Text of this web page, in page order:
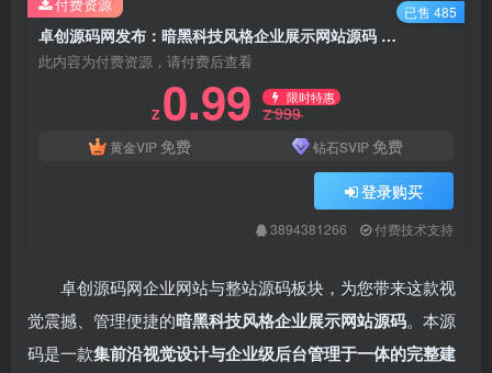
卓创源码网发布：暗黑科技风格企业展示网站源码 – 带后台管理与无代码修改｜粒子动画与炫酷光标特效建站解决方案
此内容为付费资源，请付费后查看
Z 0.99 限时特惠
Z999
黄金VIP 免费 钻石SVIP 免费
登录购买
3894381266 付费技术支持
已售 485
卓创源码网企业网站与整站源码板块，为您带来这款视
觉震撼、管理便捷的暗黑科技风格企业展示网站源码。本源
码是一款集前沿视觉设计与企业级后台管理于一体的完整建